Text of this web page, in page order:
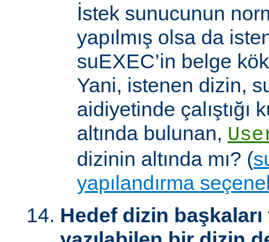
İstek sunucunun
yapılmış olsa da
suEXEC’in belge
Yani, istenen dizin,
aidiyetinde çalıştığı
altında bulunan,
dizinin altında mı? (
yapılandırma
Hedef dizin başkaları